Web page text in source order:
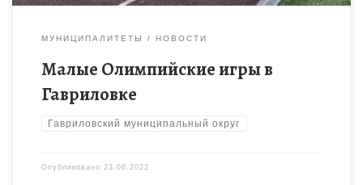
МУНИЦИПАЛИТЕТЫ НОВОСТИ
Малые Олимпийские игры в
Гавриловке
Гавриловский муниципальный округ
Опубликовано 23.06.2022